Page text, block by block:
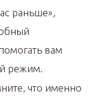
раньше»,
вам
режим.
что именно